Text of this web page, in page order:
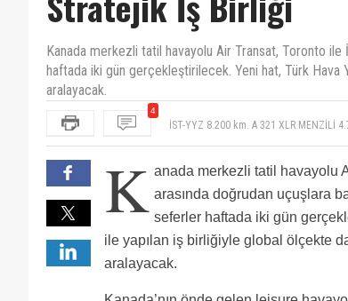
Kanada merkezli tatil havayolu Air Transat, Toronto ile
haftada iki gün gerçekleştirilecek. Yeni hat, Türk Hava
aralayacak.
4
Dikkatimi çeken tek koridorlu uçak ile
K anada merkezli tatil havayolu
arasında doğrudan uçuşlara
seferler haftada iki gün
ile yapılan iş birliğiyle global ölçekte
aralayacak.